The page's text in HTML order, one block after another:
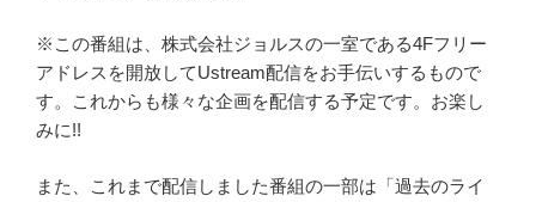
※この番組は、株式会社ジョルスの一室である4Fフリー
アドレスを開放してUstream配信をお手伝いするもので
す。これからも様々な企画を配信する予定です。お楽し
みに!!
また、これまで配信しました番組の一部は「過去のライ